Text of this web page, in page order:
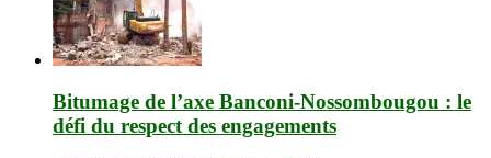
Bitumage de l’axe Banconi-Nossombougou : le
défi du respect des engagements